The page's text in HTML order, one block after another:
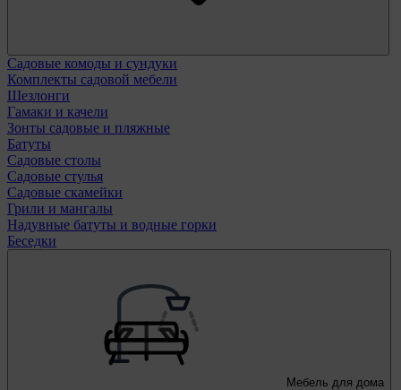
Садовые комоды и сундуки
Комплекты садовой мебели
Шезлонги
Гамаки и качели
Зонты садовые и пляжные
Батуты
Садовые столы
Садовые стулья
Садовые скамейки
Грили и мангалы
Надувные батуты и водные горки
Беседки
Мебель для дома